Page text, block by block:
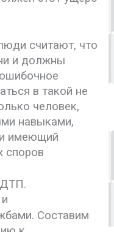
считают, что
и должны
в такой не
человек,
навыками,
и имеющий
споров
Составим